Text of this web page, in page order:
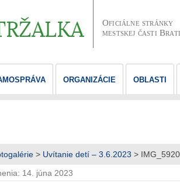
Oficiálne stránky
mestskej časti
ORGANIZÁCIE OBLASTI
> Uvítanie detí – 3.6.2023 > IMG_5920
14. júna 2023